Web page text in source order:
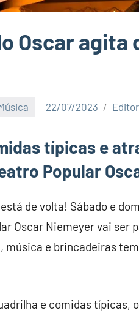
Oscar agita
22/07/2023
típicas e
Popular
de volta! Sábado e
Oscar Niemeyer vai ser
música e brincadeiras
e comidas típicas,